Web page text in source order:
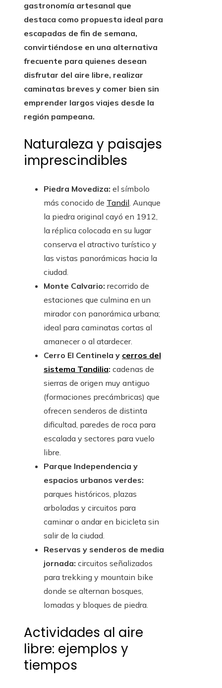
gastronomía artesanal que
destaca como propuesta ideal para
escapadas de fin de semana,
convirtiéndose en una alternativa
frecuente para quienes desean
disfrutar del aire libre, realizar
caminatas breves y comer bien sin
emprender largos viajes desde la
región pampeana.
Naturaleza y paisajes
imprescindibles
Piedra Movediza: el símbolo
más conocido de Tandil. Aunque
la piedra original cayó en 1912,
la réplica colocada en su lugar
conserva el atractivo turístico y
las vistas panorámicas hacia la
ciudad.
Monte Calvario: recorrido de
estaciones que culmina en un
mirador con panorámica urbana;
ideal para caminatas cortas al
amanecer o al atardecer.
Cerro El Centinela y cerros del
sistema Tandilia: cadenas de
sierras de origen muy antiguo
(formaciones precámbricas) que
ofrecen senderos de distinta
dificultad, paredes de roca para
escalada y sectores para vuelo
libre.
Parque Independencia y
espacios urbanos verdes:
parques históricos, plazas
arboladas y circuitos para
caminar o andar en bicicleta sin
salir de la ciudad.
Reservas y senderos de media
jornada: circuitos señalizados
para trekking y mountain bike
donde se alternan bosques,
lomadas y bloques de piedra.
Actividades al aire
libre: ejemplos y
tiempos